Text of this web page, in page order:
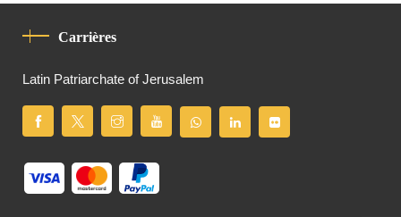
Carrières
Latin Patriarchate of Jerusalem